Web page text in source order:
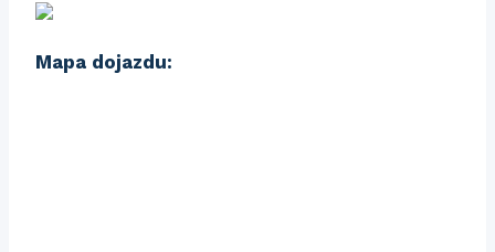
Mapa dojazdu: